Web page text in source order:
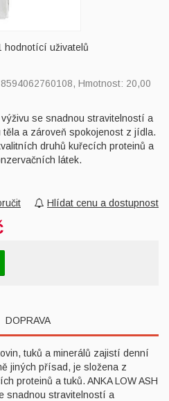
hodnotící uživatelů
8594062760108, Hmotnost: 20,00
se snadnou stravitelností a
a zároveň spokojenost z jídla.
druhů kuřecích proteinů a
látek.
Hlídat cenu a dostupnost
DOPRAVA
tuků a minerálů zajistí denní
jiných přísad, je složena z
proteinů a tuků. ANKA LOW ASH
snadnou stravitelností a